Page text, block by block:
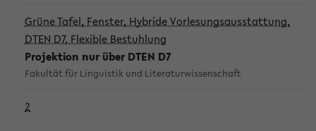
Grüne Tafel, Fenster, Hybride Vorlesungsausstattung,
DTEN D7, Flexible Bestuhlung
Projektion nur über DTEN D7
Fakultät für Linguistik und Literaturwissenschaft
2